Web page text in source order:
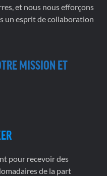
et nous nous efforçons
un esprit de collaboration
MISSION ET
pour recevoir des
de la part